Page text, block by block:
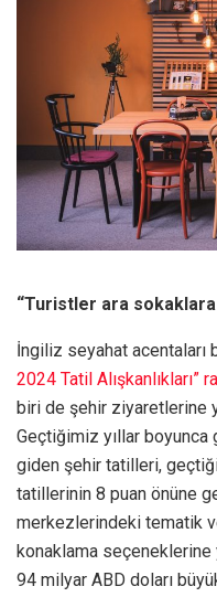
“Turistler ara sokaklara
İngiliz seyahat acentaları
2024 Tatil Alışkanlıkları”
biri de şehir ziyaretlerine
Geçtiğimiz yıllar
giden şehir tatilleri,
tatillerinin 8 puan önüne
merkezlerindeki tematik
konaklama seçeneklerine
94 milyar ABD doları